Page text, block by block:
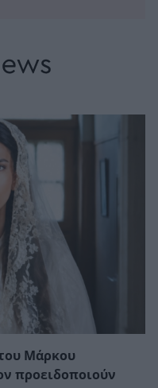
Μάρκου
προειδοποιούν